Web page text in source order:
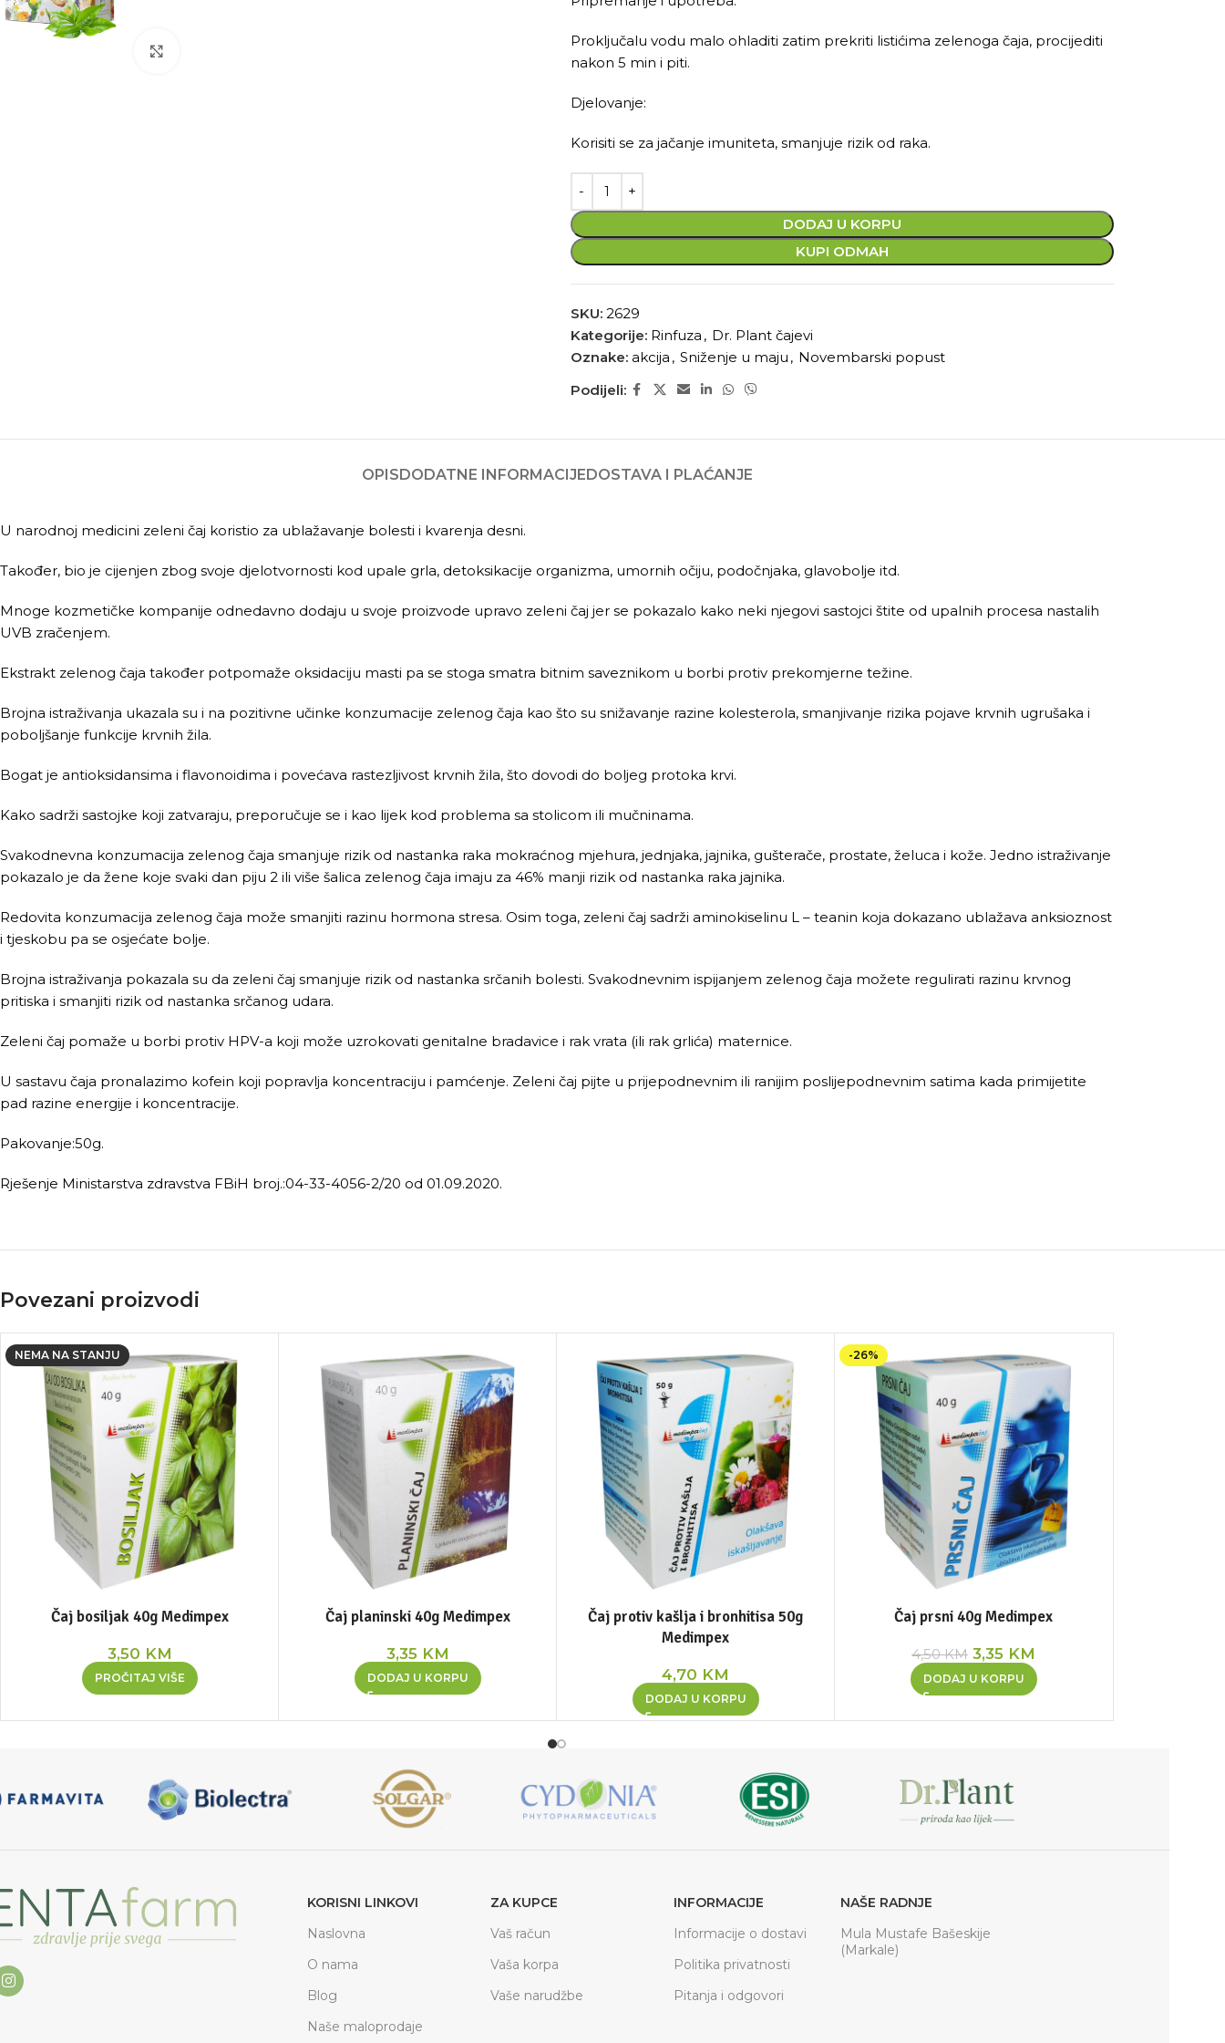
Proključalu vodu malo ohladiti zatim prekriti listićima zelenoga čaja, procijediti
nakon 5 min i piti.
Djelovanje:
Korisiti se za jačanje imuniteta, smanjuje rizik od raka.
DODAJ U KORPU
KUPI ODMAH
SKU: 2629
Kategorije: Rinfuza , Dr. Plant čajevi
Oznake: akcija , Sniženje u maju , Novembarski popust
Podijeli:
OPISDODATNE INFORMACIJEDOSTAVA I PLAĆANJE
U narodnoj medicini zeleni čaj koristio za ublažavanje bolesti i kvarenja desni.
Također, bio je cijenjen zbog svoje djelotvornosti kod upale grla, detoksikacije organizma, umornih očiju, podočnjaka, glavobolje itd.
Mnoge kozmetičke kompanije odnedavno dodaju u svoje proizvode upravo zeleni čaj jer se pokazalo kako neki njegovi sastojci štite od upalnih procesa nastalih
UVB zračenjem.
Ekstrakt zelenog čaja također potpomaže oksidaciju masti pa se stoga smatra bitnim saveznikom u borbi protiv prekomjerne težine.
Brojna istraživanja ukazala su i na pozitivne učinke konzumacije zelenog čaja kao što su snižavanje razine kolesterola, smanjivanje rizika pojave krvnih ugrušaka i
poboljšanje funkcije krvnih žila.
Bogat je antioksidansima i flavonoidima i povećava rastezljivost krvnih žila, što dovodi do boljeg protoka krvi.
Kako sadrži sastojke koji zatvaraju, preporučuje se i kao lijek kod problema sa stolicom ili mučninama.
Svakodnevna konzumacija zelenog čaja smanjuje rizik od nastanka raka mokraćnog mjehura, jednjaka, jajnika, gušterače, prostate, želuca i kože. Jedno istraživanje
pokazalo je da žene koje svaki dan piju 2 ili više šalica zelenog čaja imaju za 46% manji rizik od nastanka raka jajnika.
Redovita konzumacija zelenog čaja može smanjiti razinu hormona stresa. Osim toga, zeleni čaj sadrži aminokiselinu L – teanin koja dokazano ublažava anksioznost
i tjeskobu pa se osjećate bolje.
Brojna istraživanja pokazala su da zeleni čaj smanjuje rizik od nastanka srčanih bolesti. Svakodnevnim ispijanjem zelenog čaja možete regulirati razinu krvnog
pritiska i smanjiti rizik od nastanka srčanog udara.
Zeleni čaj pomaže u borbi protiv HPV-a koji može uzrokovati genitalne bradavice i rak vrata (ili rak grlića) maternice.
U sastavu čaja pronalazimo kofein koji popravlja koncentraciju i pamćenje. Zeleni čaj pijte u prijepodnevnim ili ranijim poslijepodnevnim satima kada primijetite
pad razine energije i koncentracije.
Pakovanje:50g.
Rješenje Ministarstva zdravstva FBiH broj.:04-33-4056-2/20 od 01.09.2020.
Povezani proizvodi
NEMA NA STANJU
Čaj bosiljak 40g Medimpex
3,50 KM
PROČITAJ VIŠE
Čaj planinski 40g Medimpex
3,35 KM
DODAJ U KORPU
Čaj protiv kašlja i bronhitisa 50g
Medimpex
4,70 KM
DODAJ U KORPU
-26%
Čaj prsni 40g Medimpex
4,50KM 3,35 KM
DODAJ U KORPU
KORISNI LINKOVI
Naslovna
O nama
Blog
Naše maloprodaje
ZA KUPCE
Vaš račun
Vaša korpa
Vaše narudžbe
INFORMACIJE
Informacije o dostavi
Politika privatnosti
Pitanja i odgovori
NAŠE RADNJE
Mula Mustafe Bašeskije
(Markale)